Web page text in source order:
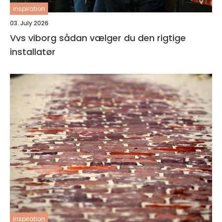
inspiration
03. July 2026
Vvs viborg sådan vælger du den rigtige
installatør
inspiration